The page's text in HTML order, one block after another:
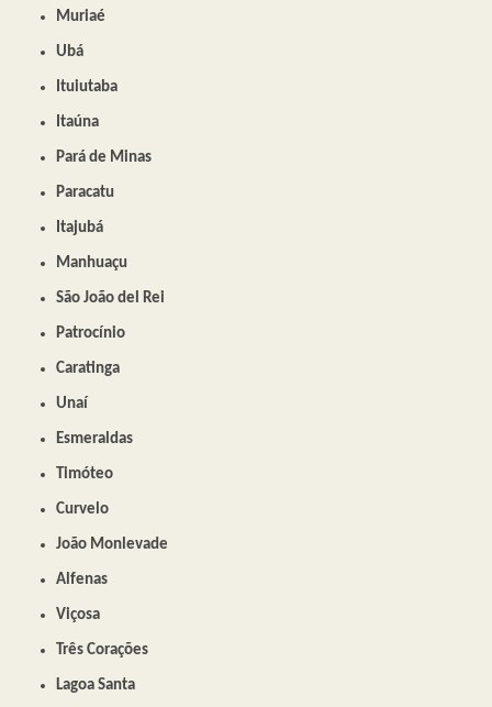
Muriaé
Ubá
Ituiutaba
Itaúna
Pará de Minas
Paracatu
Itajubá
Manhuaçu
São João del Rei
Patrocínio
Caratinga
Unaí
Esmeraldas
Timóteo
Curvelo
João Monlevade
Alfenas
Viçosa
Três Corações
Lagoa Santa